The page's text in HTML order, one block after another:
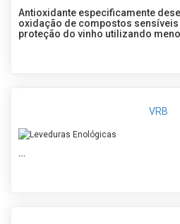
Antioxidante especificamente
oxidação de compostos
proteção do vinho utilizando
VRB
…